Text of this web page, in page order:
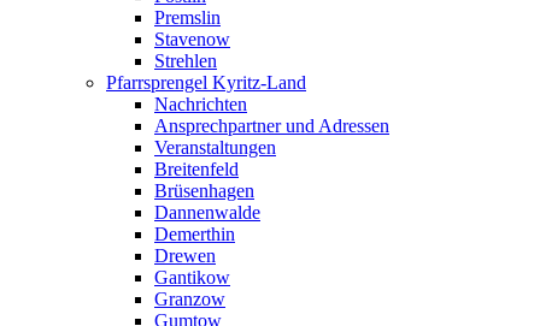
Premslin
Stavenow
Strehlen
Pfarrsprengel Kyritz-Land
Nachrichten
Ansprechpartner und Adressen
Veranstaltungen
Breitenfeld
Brüsenhagen
Dannenwalde
Demerthin
Drewen
Gantikow
Granzow
Gumtow